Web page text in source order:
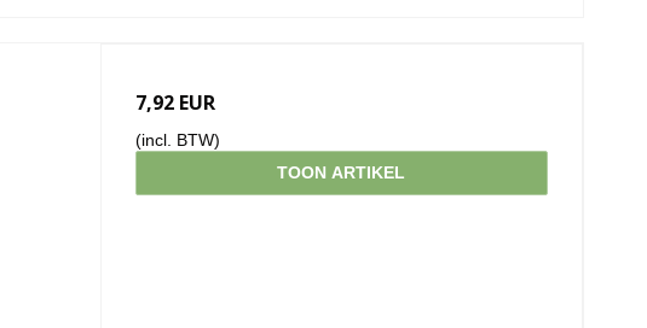
7,92 EUR
(incl. BTW)
TOON ARTIKEL